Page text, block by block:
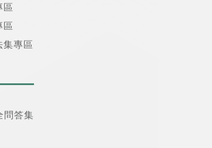
區
區
集專區
問答集